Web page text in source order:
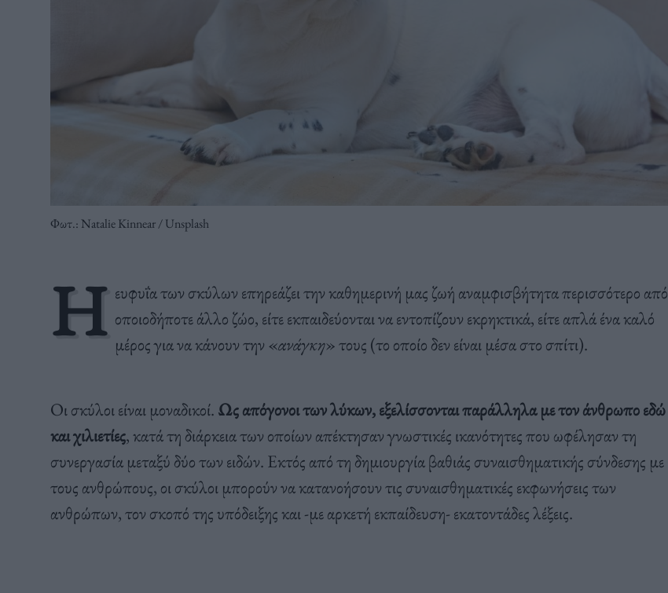
Φωτ.: Natalie Kinnear / Unsplash
Η ευφυΐα των σκύλων επηρεάζει την καθημερινή μας ζωή αναμφισβήτητα περισσότερο από
οποιοδήποτε άλλο ζώο, είτε εκπαιδεύονται να εντοπίζουν εκρηκτικά, είτε απλά ένα καλό
μέρος για να κάνουν την «ανάγκη» τους (το οποίο δεν είναι μέσα στο σπίτι).
Οι σκύλοι είναι μοναδικοί. Ως απόγονοι των λύκων, εξελίσσονται παράλληλα με τον άνθρωπο εδώ
και χιλιετίες, κατά τη διάρκεια των οποίων απέκτησαν γνωστικές ικανότητες που ωφέλησαν τη
συνεργασία μεταξύ δύο των ειδών. Εκτός από τη δημιουργία βαθιάς συναισθηματικής σύνδεσης με
τους ανθρώπους, οι σκύλοι μπορούν να κατανοήσουν τις συναισθηματικές εκφωνήσεις των
ανθρώπων, τον σκοπό της υπόδειξης και -με αρκετή εκπαίδευση- εκατοντάδες λέξεις.